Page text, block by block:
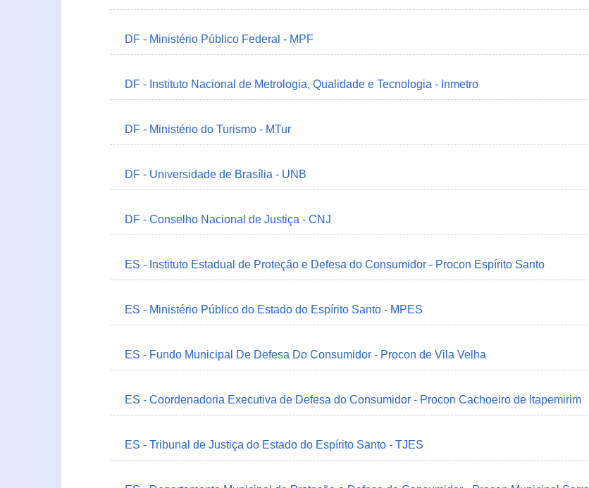
DF - Ministério Público Federal - MPF
DF - Instituto Nacional de Metrologia, Qualidade e Tecnologia - Inmetro
DF - Ministério do Turismo - MTur
DF - Universidade de Brasília - UNB
DF - Conselho Nacional de Justiça - CNJ
ES - Instituto Estadual de Proteção e Defesa do Consumidor - Procon Espírito Santo
ES - Ministério Público do Estado do Espírito Santo - MPES
ES - Fundo Municipal De Defesa Do Consumidor - Procon de Vila Velha
ES - Coordenadoria Executiva de Defesa do Consumidor - Procon Cachoeiro de Itapemirim
ES - Tribunal de Justiça do Estado do Espírito Santo - TJES